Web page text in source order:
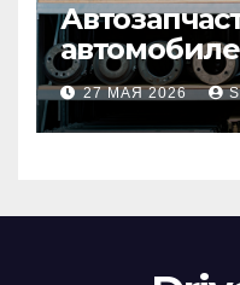
подбора
27 МАЯ 2026